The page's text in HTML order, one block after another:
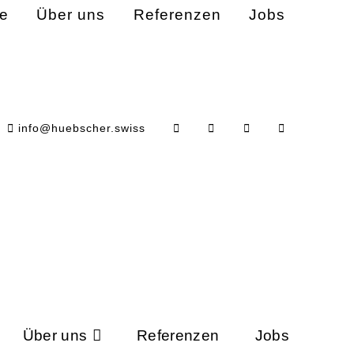
Über uns Referenzen Jobs
info@huebscher.swiss
Über uns Referenzen Jobs
der Internationalen Bodensee-
Der diesjährige